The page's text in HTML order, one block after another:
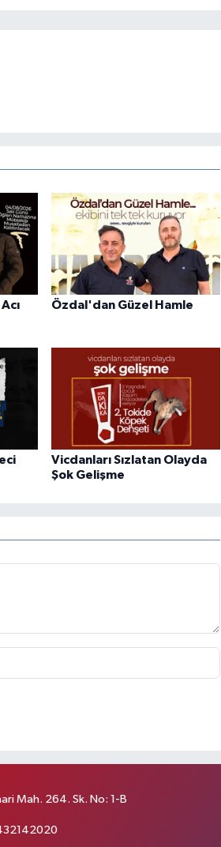
Özdal'dan Güzel Hamle
Vicdanları Sızlatan Olayda
Şok Gelişme
Mah. 264. Sk. No: 1-B